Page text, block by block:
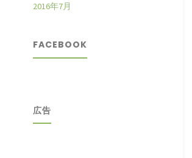
2016年7月
FACEBOOK
広告